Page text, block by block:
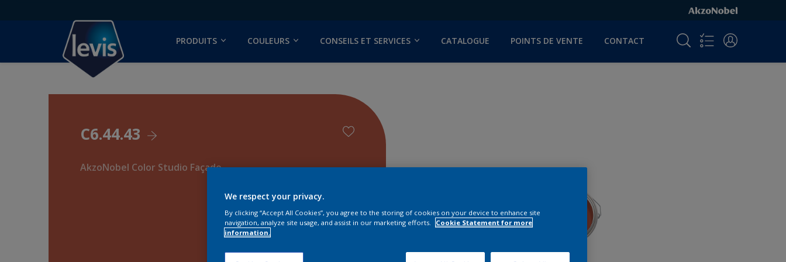
PRODUITS COULEURS CONSEILS ET SERVICES CATALOGUE POINTS DE VENTE CONTACT
C6.44.43
AkzoNobel Color Studio Façade
We respect your privacy.
By clicking “Accept All Cookies”, you agree to the storing of cookies on your device to enhance site
navigation, analyze site usage, and assist in our marketing efforts.
Cookie Statement for more
information.